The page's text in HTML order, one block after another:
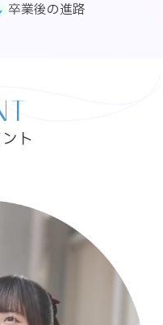
卒業後の進路
ト